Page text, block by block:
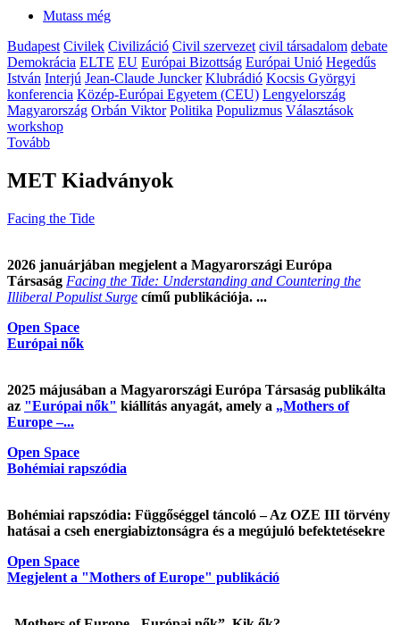
Mutass még
Budapest Civilek Civilizáció Civil szervezet civil társadalom debate
Demokrácia ELTE EU Európai Bizottság Európai Unió Hegedűs
István Interjú Jean-Claude Juncker Klubrádió Kocsis Györgyi
konferencia Közép-Európai Egyetem (CEU) Lengyelország
Magyarország Orbán Viktor Politika Populizmus Választások
workshop
Tovább
MET Kiadványok
Facing the Tide
2026 januárjában megjelent a Magyarországi Európa
Társaság Facing the Tide: Understanding and Countering the
Illiberal Populist Surge című publikációja. ...
Open Space
Európai nők
2025 májusában a Magyarországi Európa Társaság publikálta
az "Európai nők" kiállítás anyagát, amely a „Mothers of
Europe –...
Open Space
Bohémiai rapszódia
Bohémiai rapszódia: Függőséggel táncoló – Az OZE III törvény
hatásai a cseh energiabiztonságra és a megújuló befektetésekre
Open Space
Megjelent a "Mothers of Europe" publikáció